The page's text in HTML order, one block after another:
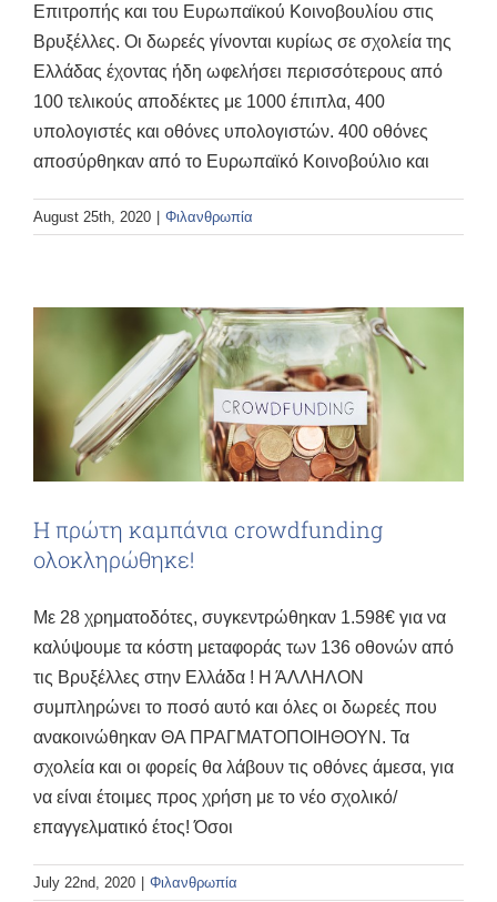
Επιτροπής και του Ευρωπαϊκού Κοινοβουλίου στις
Βρυξέλλες. Οι δωρεές γίνονται κυρίως σε σχολεία της
Ελλάδας έχοντας ήδη ωφελήσει περισσότερους από
100 τελικούς αποδέκτες με 1000 έπιπλα, 400
υπολογιστές και οθόνες υπολογιστών. 400 οθόνες
αποσύρθηκαν από το Ευρωπαϊκό Κοινοβούλιο και
August 25th, 2020 | Φιλανθρωπία
Η πρώτη καμπάνια crowdfunding
ολοκληρώθηκε!
Με 28 χρηματοδότες, συγκεντρώθηκαν 1.598€ για να
καλύψουμε τα κόστη μεταφοράς των 136 οθονών από
τις Βρυξέλλες στην Ελλάδα ! Η ΆΛΛΗΛΟΝ
συμπληρώνει το ποσό αυτό και όλες οι δωρεές που
ανακοινώθηκαν ΘΑ ΠΡΑΓΜΑΤΟΠΟΙΗΘΟΥΝ. Τα
σχολεία και οι φορείς θα λάβουν τις οθόνες άμεσα, για
να είναι έτοιμες προς χρήση με το νέο σχολικό/
επαγγελματικό έτος! Όσοι
July 22nd, 2020 Φιλανθρωπία